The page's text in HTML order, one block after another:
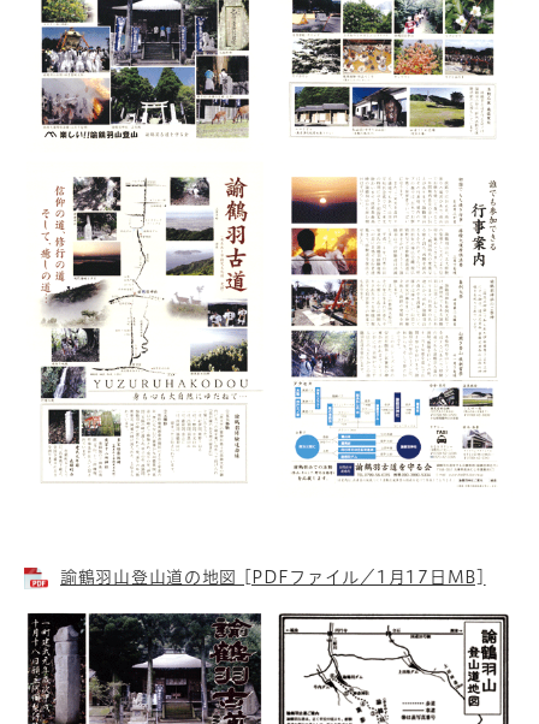
諭鶴羽山登山道の地図 [PDFファイル／1月17日MB]